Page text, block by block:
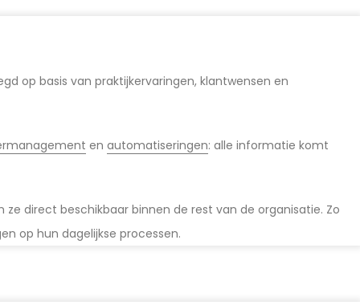
op basis van praktijkervaringen, klantwensen en
en automatiseringen: alle informatie komt
direct beschikbaar binnen de rest van de organisatie. Zo
op hun dagelijkse processen.